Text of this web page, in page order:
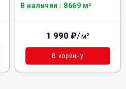
В наличии : 8669 м²
1 990 ₽/м²
В корзину